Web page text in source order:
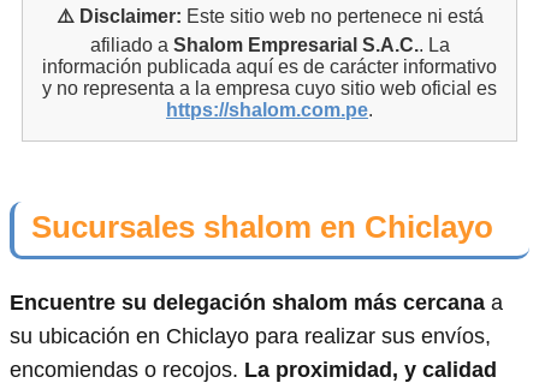
⚠️ Disclaimer: Este sitio web no pertenece ni está
afiliado a Shalom Empresarial S.A.C.. La
información publicada aquí es de carácter informativo
y no representa a la empresa cuyo sitio web oficial es
https://shalom.com.pe.
Sucursales shalom en Chiclayo
Encuentre su delegación shalom más cercana a
su ubicación en Chiclayo para realizar sus envíos,
encomiendas o recojos. La proximidad, y calidad